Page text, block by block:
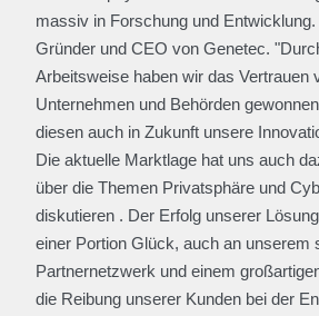
massiv in Forschung und
Gründer und CEO von Genetec.
Arbeitsweise haben wir das Vertrauen
Unternehmen und Behörden
diesen auch in Zukunft unsere
Die aktuelle Marktlage hat uns auch
über die Themen Privatsphäre und
diskutieren . Der Erfolg unserer
einer Portion Glück, auch an unserem
Partnernetzwerk und einem
die Reibung unserer Kunden bei der